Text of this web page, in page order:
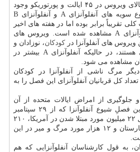
گسترش یافته و انتشار بالای ویروس در ۴۵ ایالت و پورتوریكو وجود
داشته است. میزان شیوع سویه های آنفلوآنزای A و آنفلوآنزای B
تقریباً برابر بوده اما در هفته های اخیر
افزایش همه گیری آنفلوآنزای A مشاهده شده است. ویروس های
كودكان، نوزادان و
بزرگسالان تا ۲۴ سالگی هستند، در حالیكه آنفلوآنزای A بیشتر در
۱۰ مورد دیگر مرگ ناشی از آنفلوآنزا در كودكان
كل قربانیان آنفلوآنزای این فصل را به
جلوگیری از امراض ایالات متحده از آن
حكایت می كند كه در این فصلِ شیوع آنفلوآنزا كه از ۲۹ سپتامبر
شروع شده است، حداقل ۲۲ میلیون مورد مبتلا شدن در آمریكا، ۲۱۰
هزار مورد بستری در بیمارستان و ۱۲ هزار مورد مرگ و میر در این
به قول كارشناسان آنفلوآنزایی كه هم